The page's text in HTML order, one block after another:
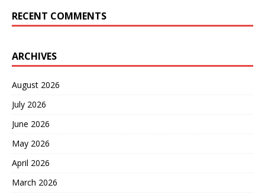
升。霍查选择了一条更加封
闭的道路，耗费巨资在全国
碉堡，进一步拖垮了国家。
历史的讽刺在1997年上演。
溃，阿尔巴尼亚爆发了大规
模内乱，时任总统仓皇出
逃。 在无政府状态下，民众
冲进了那些由中国援建、堆
魔盒就此打开。 这些曾被寄
予厚望保家卫国的武器，没
有对准任何外部敌人，反而
成了肢解国家、催生暴力的
RECENT COMMENTS
ARCHIVES
August 2026
July 2026
June 2026
May 2026
April 2026
March 2026